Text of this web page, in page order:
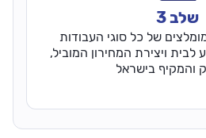
שלב 3
של כל סוגי העבודות
ויצירת המחירון המוביל,
והמקיף בישראל